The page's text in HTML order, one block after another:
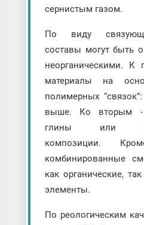
сернистым газом.
По виду
составы могут быть
неорганическими. К
материалы на
полимерных
выше. Ко вторым -
глины или
композиции.
комбинированные
как органические,
элементы.
По реологическим